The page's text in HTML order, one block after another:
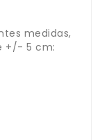
medidas,
+/- 5 cm: